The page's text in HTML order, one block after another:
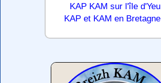
KAP KAM sur l'île d'Yeu
KAP et KAM en Bretagne